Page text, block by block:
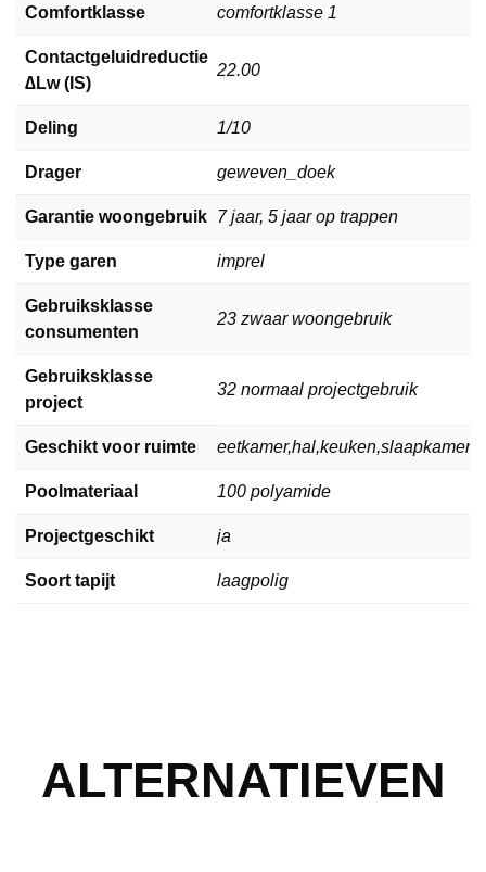
Comfortklasse comfortklasse 1
Contactgeluidreductie
∆Lw (IS)
22.00
Deling 1/10
Drager geweven_doek
Garantie woongebruik 7 jaar, 5 jaar op trappen
Type garen imprel
Gebruiksklasse
consumenten
23 zwaar woongebruik
Gebruiksklasse
project
32 normaal projectgebruik
Geschikt voor ruimte
Poolmateriaal 100 polyamide
Projectgeschikt ja
Soort tapijt laagpolig
ALTERNATIEVEN